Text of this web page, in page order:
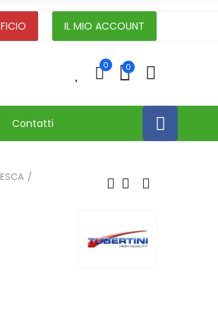
IL MIO ACCOUNT
0 0
Contatti